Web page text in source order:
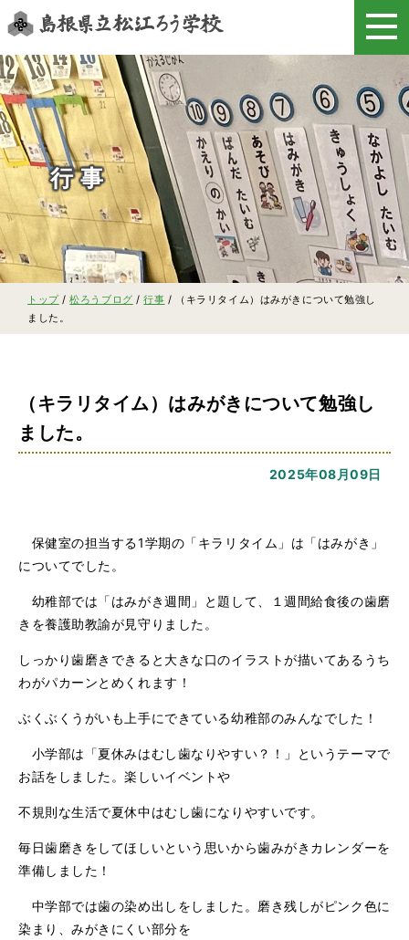
このページの本文へ
行事
現
在
の
トップ/松ろうブログ /行事 /
（キラリタイム）はみがきについて勉強し
ました。
（キラリタイム）はみがきについて勉強し
ました。
2025年08月09日
保健室の担当する1学期の「キラリタイム」は「はみがき」
についてでした。
幼稚部では「はみがき週間」と題して、１週間給食後の歯磨
きを養護助教諭が見守りました。
しっかり歯磨きできると大きな口のイラストが描いてあるうち
わがパカーンとめくれます！
ぶくぶくうがいも上手にできている幼稚部のみんなでした！
小学部は「夏休みはむし歯なりやすい？！」というテーマで
お話をしました。楽しいイベントや
不規則な生活で夏休中はむし歯になりやすいです。
毎日歯磨きをしてほしいという思いから歯みがきカレンダーを
準備しました！
中学部では歯の染め出しをしました。磨き残しがピンク色に
染まり、みがきにくい部分を